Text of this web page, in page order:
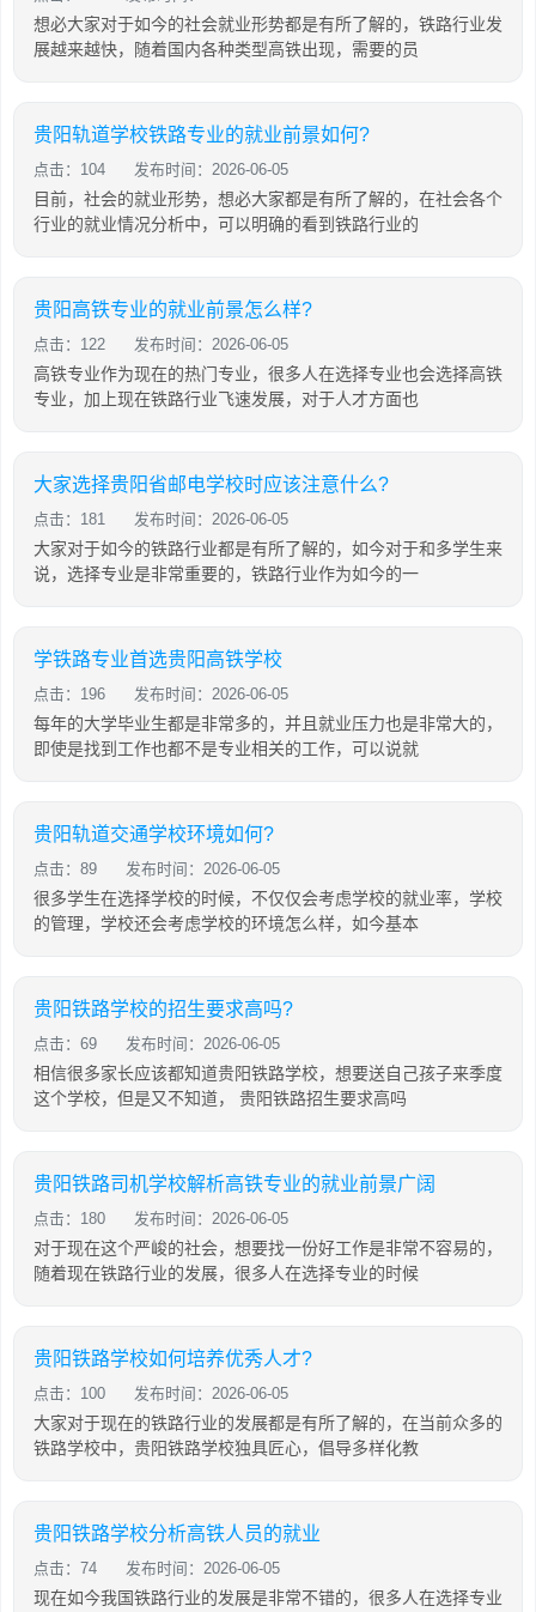
想必大家对于如今的社会就业形势都是有所了解的，铁路行业发
展越来越快，随着国内各种类型高铁出现，需要的员
贵阳轨道学校铁路专业的就业前景如何?
点击：104 发布时间：2026-06-05
目前，社会的就业形势，想必大家都是有所了解的，在社会各个
行业的就业情况分析中，可以明确的看到铁路行业的
贵阳高铁专业的就业前景怎么样?
点击：122 发布时间：2026-06-05
高铁专业作为现在的热门专业，很多人在选择专业也会选择高铁
专业，加上现在铁路行业飞速发展，对于人才方面也
大家选择贵阳省邮电学校时应该注意什么?
点击：181 发布时间：2026-06-05
大家对于如今的铁路行业都是有所了解的，如今对于和多学生来
说，选择专业是非常重要的，铁路行业作为如今的一
学铁路专业首选贵阳高铁学校
点击：196 发布时间：2026-06-05
每年的大学毕业生都是非常多的，并且就业压力也是非常大的，
即使是找到工作也都不是专业相关的工作，可以说就
贵阳轨道交通学校环境如何?
点击：89 发布时间：2026-06-05
很多学生在选择学校的时候，不仅仅会考虑学校的就业率，学校
的管理，学校还会考虑学校的环境怎么样，如今基本
贵阳铁路学校的招生要求高吗?
点击：69 发布时间：2026-06-05
相信很多家长应该都知道贵阳铁路学校，想要送自己孩子来季度
这个学校，但是又不知道， 贵阳铁路招生要求高吗
贵阳铁路司机学校解析高铁专业的就业前景广阔
点击：180 发布时间：2026-06-05
对于现在这个严峻的社会，想要找一份好工作是非常不容易的，
随着现在铁路行业的发展，很多人在选择专业的时候
贵阳铁路学校如何培养优秀人才?
点击：100 发布时间：2026-06-05
大家对于现在的铁路行业的发展都是有所了解的，在当前众多的
铁路学校中，贵阳铁路学校独具匠心，倡导多样化教
贵阳铁路学校分析高铁人员的就业
点击：74 发布时间：2026-06-05
现在如今我国铁路行业的发展是非常不错的，很多人在选择专业